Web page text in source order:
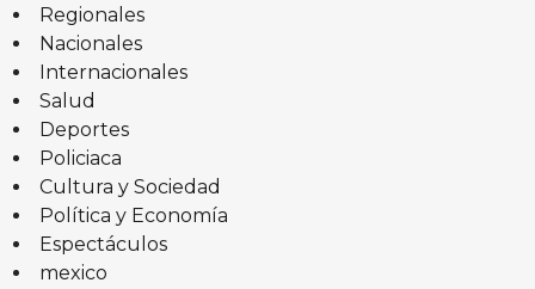
Regionales
Nacionales
Internacionales
Salud
Deportes
Policiaca
Cultura y Sociedad
Política y Economía
Espectáculos
mexico